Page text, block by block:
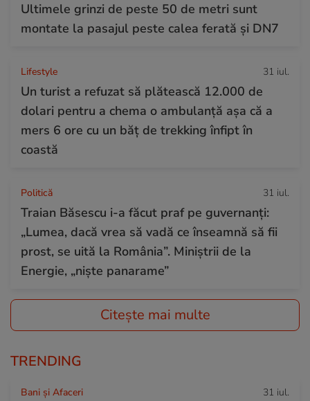
Ultimele grinzi de peste 50 de metri sunt
montate la pasajul peste calea ferată și DN7
Lifestyle 31 iul.
Un turist a refuzat să plătească 12.000 de
dolari pentru a chema o ambulanță așa că a
mers 6 ore cu un băț de trekking înfipt în
coastă
Politică 31 iul.
Traian Băsescu i-a făcut praf pe guvernanți:
„Lumea, dacă vrea să vadă ce înseamnă să fii
prost, se uită la România”. Miniștrii de la
Energie, „niște panarame”
Citește mai multe
TRENDING
Bani și Afaceri 31 iul.